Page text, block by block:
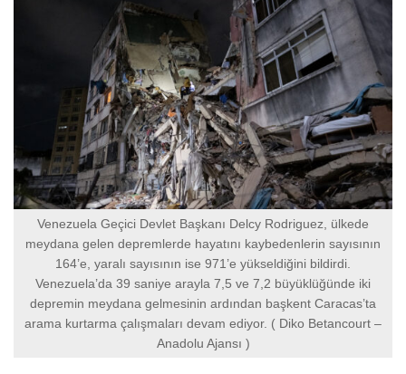
Venezuela Geçici Devlet Başkanı Delcy Rodriguez, ülkede
meydana gelen depremlerde hayatını kaybedenlerin sayısının
164’e, yaralı sayısının ise 971’e yükseldiğini bildirdi.
Venezuela’da 39 saniye arayla 7,5 ve 7,2 büyüklüğünde iki
depremin meydana gelmesinin ardından başkent Caracas’ta
arama kurtarma çalışmaları devam ediyor. ( Diko Betancourt –
Anadolu Ajansı )